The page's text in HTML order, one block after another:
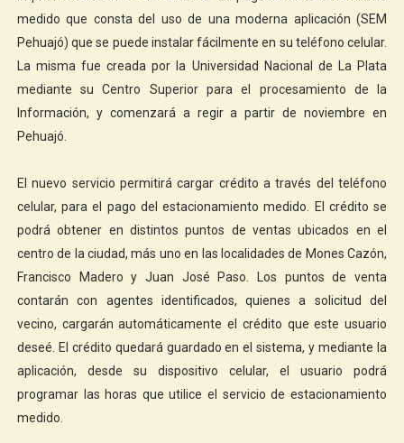
medido que consta del uso de una moderna aplicación (SEM
Pehuajó) que se puede instalar fácilmente en su teléfono celular.
La misma fue creada por la Universidad Nacional de La Plata
mediante su Centro Superior para el procesamiento de la
Información, y comenzará a regir a partir de noviembre en
Pehuajó.
El nuevo servicio permitirá cargar crédito a través del teléfono
celular, para el pago del estacionamiento medido. El crédito se
podrá obtener en distintos puntos de ventas ubicados en el
centro de la ciudad, más uno en las localidades de Mones Cazón,
Francisco Madero y Juan José Paso. Los puntos de venta
contarán con agentes identificados, quienes a solicitud del
vecino, cargarán automáticamente el crédito que este usuario
deseé. El crédito quedará guardado en el sistema, y mediante la
aplicación, desde su dispositivo celular, el usuario podrá
programar las horas que utilice el servicio de estacionamiento
medido.